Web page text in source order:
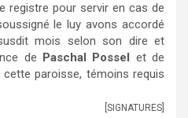
registre pour servir en cas de
le luy avons accordé
mois selon son dire et
de Paschal Possel et de
cette paroisse, témoins requis
[SIGNATURES]